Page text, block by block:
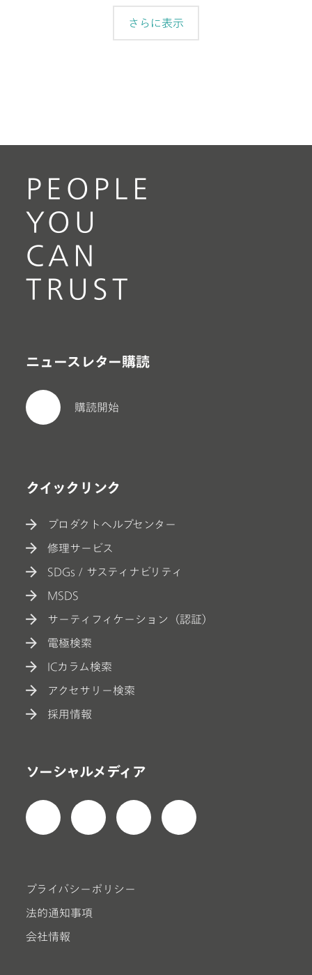
さらに表示
PEOPLE
YOU
CAN
TRUST
ニュースレター購読
購読開始
クイックリンク
プロダクトヘルプセンター
修理サービス
SDGs / サスティナビリティ
MSDS
サーティフィケーション（認証）
電極検索
ICカラム検索
アクセサリー検索
採用情報
ソーシャルメディア
プライバシーポリシー
法的通知事項
会社情報